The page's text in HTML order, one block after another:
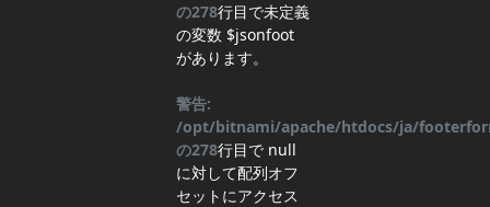
の278行目で未定義
の変数 $jsonfoot
があります。
警告:
/opt/bitnami/apache/htdocs/ja/
の278行目で null
に対して配列オフ
セットにアクセス